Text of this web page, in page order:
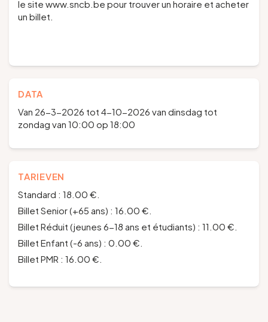
le site www.sncb.be pour trouver un horaire et acheter
un billet.
DATA
Van 26-3-2026 tot 4-10-2026 van dinsdag tot
zondag van 10:00 op 18:00
TARIEVEN
Standard : 18.00 €.
Billet Senior (+65 ans) : 16.00 €.
Billet Réduit (jeunes 6-18 ans et étudiants) : 11.00 €.
Billet Enfant (-6 ans) : 0.00 €.
Billet PMR : 16.00 €.